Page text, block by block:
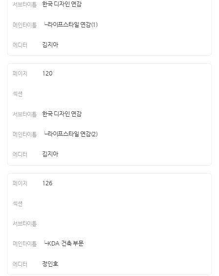
한국 디자인 연감
└라이프스타일 연감(1)
김지아
120
한국 디자인 연감
└라이프스타일 연감(2)
김지아
126
└KDA 건축 부문
정인호